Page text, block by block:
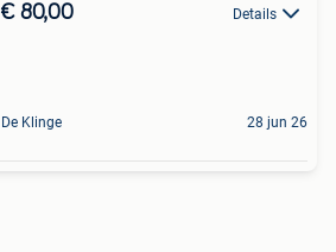
€ 80,00 Details
De Klinge 28 jun 26